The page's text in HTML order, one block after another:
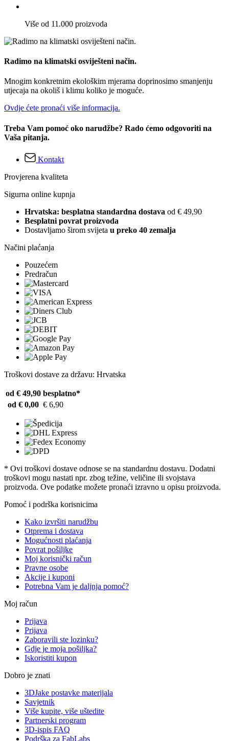
Više od 11.000 proizvoda
Radimo na klimatski osviješteni način.
Mnogim konkretnim ekološkim mjerama doprinosimo smanjenju
utjecaja na okoliš i klimu koliko je moguće.
Ovdje ćete pronaći više informacija.
Treba Vam pomoć oko narudžbe? Rado ćemo odgovoriti na
Vaša pitanja.
Kontakt
Provjerena kvaliteta
Sigurna online kupnja
Hrvatska: besplatna standardna dostava od € 49,90
Besplatni povrat proizvoda
Dostavljamo širom svijeta u preko 40 zemalja
Načini plaćanja
Pouzećem
Predračun
Troškovi dostave za državu: Hrvatska
od € 49,90 besplatno*
od € 0,00 € 6,90
* Ovi troškovi dostave odnose se na standardnu ​​dostavu. Dodatni
troškovi mogu nastati npr. zbog težine, veličine ili svojstava
proizvoda. Ove podatke možete pronaći izravno u opisu proizvoda.
Pomoć i podrška korisnicima
Kako izvršiti narudžbu
Otprema i dostava
Mogućnosti plaćanja
Povrat pošiljke
Moj korisnički račun
Pravne osobe
Akcije i kuponi
Potrebna Vam je daljnja pomoć?
Moj račun
Prijava
Prijava
Zaboravili ste lozinku?
Gdje je moja pošiljka?
Iskoristiti kupon
Dobro je znati
3DJake postavke materijala
Savjetnik
Više kupite, više uštedite
Partnerski program
3D-ispis FAQ
Podrška za FabLabs